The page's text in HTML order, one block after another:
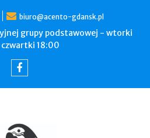
biuro@acento-gdansk.pl
grupy podstawowej - wtorki
czwartki 18:00